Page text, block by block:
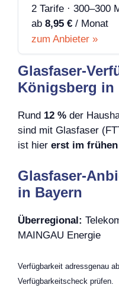
2 Tarife · 300–300
ab 8,95 € / Monat
zum Anbieter »
Glasfaser-
Königsberg in
Rund 12 % der
sind mit Glasfaser
ist hier erst im
Glasfaser-
in Bayern
Überregional:
MAINGAU Energie
Verfügbarkeit adressgenau
Verfügbarkeitscheck prüfen.